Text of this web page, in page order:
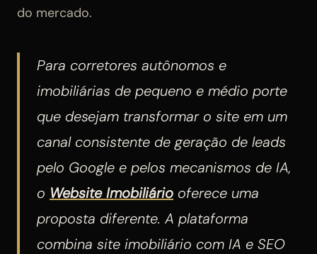
do mercado.
Para corretores autônomos e
imobiliárias de pequeno e médio porte
que desejam transformar o site em um
canal consistente de geração de leads
pelo Google e pelos mecanismos de IA,
o Website Imobiliário oferece uma
proposta diferente. A plataforma
combina site imobiliário com IA e SEO